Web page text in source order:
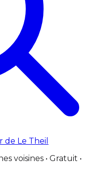
Le Theil
voisines • Gratuit •